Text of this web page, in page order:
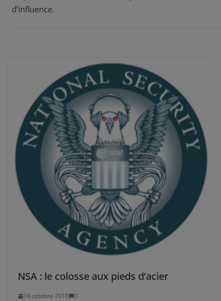
d’influence.
NSA : le colosse aux pieds d’acier
16 octobre 2018 0